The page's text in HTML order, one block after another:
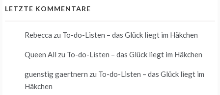
LETZTE KOMMENTARE
Rebecca zu To-do-Listen – das Glück liegt im Häkchen
Queen All zu To-do-Listen – das Glück liegt im Häkchen
guenstig gaertnern zu To-do-Listen – das Glück liegt im
Häkchen